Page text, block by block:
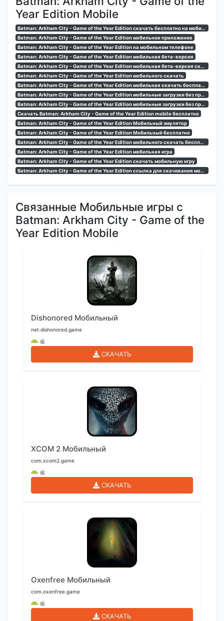
Year Edition Mobile
Batman: Arkham City - Game of the Year Edition скачать бесплатно на мобильный телефон
Batman: Arkham City - Game of the Year Edition мобильное приложение
Batman: Arkham City - Game of the Year Edition на мобильном телефоне
Batman: Arkham City - Game of the Year Edition мобильная бета-версия
Batman: Arkham City - Game of the Year Edition мобильная бета-версия скачать
Batman: Arkham City - Game of the Year Edition мобильного скачать
Batman: Arkham City - Game of the Year Edition мобильная скачать бесплатно
Batman: Arkham City - Game of the Year Edition мобильные загрузки без проверки
Batman: Arkham City - Game of the Year Edition мобильные загрузки без проверки
Скачать Batman: Arkham City - Game of the Year Edition mobile бесплатно
Batman: Arkham City - Game of the Year Edition Мобильный эмулятор
Batman: Arkham City - Game of the Year Edition Мобильный бесплатно
Batman: Arkham City - Game of the Year Edition мобильного скачать бесплатно без проверки
Batman: Arkham City - Game of the Year Edition мобильная игра
Batman: Arkham City - Game of the Year Edition скачать мобильную игру
Batman: Arkham City - Game of the Year Edition ссылка для скачивания мобильной игры
Связанные Мобильные игры с
Batman: Arkham City - Game of the
Year Edition Mobile
Dishonored Мобильный
net.dishonored.game
СКАЧАТЬ
XCOM 2 Мобильный
com.xcom2.game
СКАЧАТЬ
Oxenfree Мобильный
com.oxenfree.game
СКАЧАТЬ